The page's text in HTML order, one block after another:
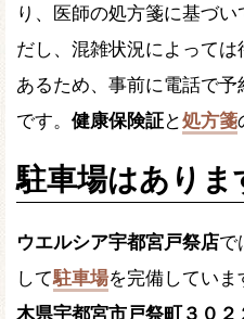
り、医師の処方箋に基づ
だし、混雑状況によって
あるため、事前に電話で
です。 健康保険証と処方箋
駐車場はありま
ウエルシア宇都宮戸祭店で
して駐車場を完備していま
木県宇都宮市戸祭町３０２